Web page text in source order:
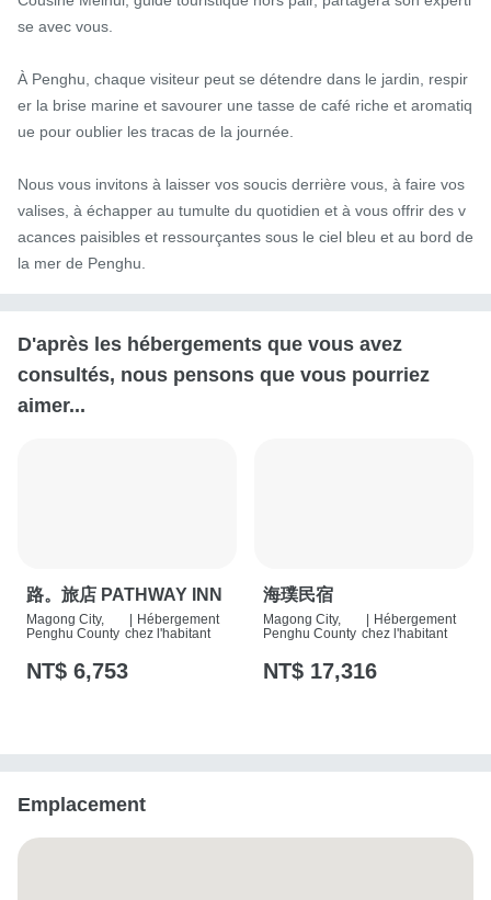
se avec vous.
À Penghu, chaque visiteur peut se détendre dans le jardin, respir
er la brise marine et savourer une tasse de café riche et aromatiq
ue pour oublier les tracas de la journée.
Nous vous invitons à laisser vos soucis derrière vous, à faire vos
valises, à échapper au tumulte du quotidien et à vous offrir des v
acances paisibles et ressourçantes sous le ciel bleu et au bord de
la mer de Penghu.
D'après les hébergements que vous avez
consultés, nous pensons que vous pourriez
aimer...
路。旅店 PATHWAY INN
Magong City,
Penghu County
| Hébergement
chez l'habitant
NT$ 6,753
海璞民宿
Magong City,
Penghu County
| Hébergement
chez l'habitant
NT$ 17,316
Emplacement